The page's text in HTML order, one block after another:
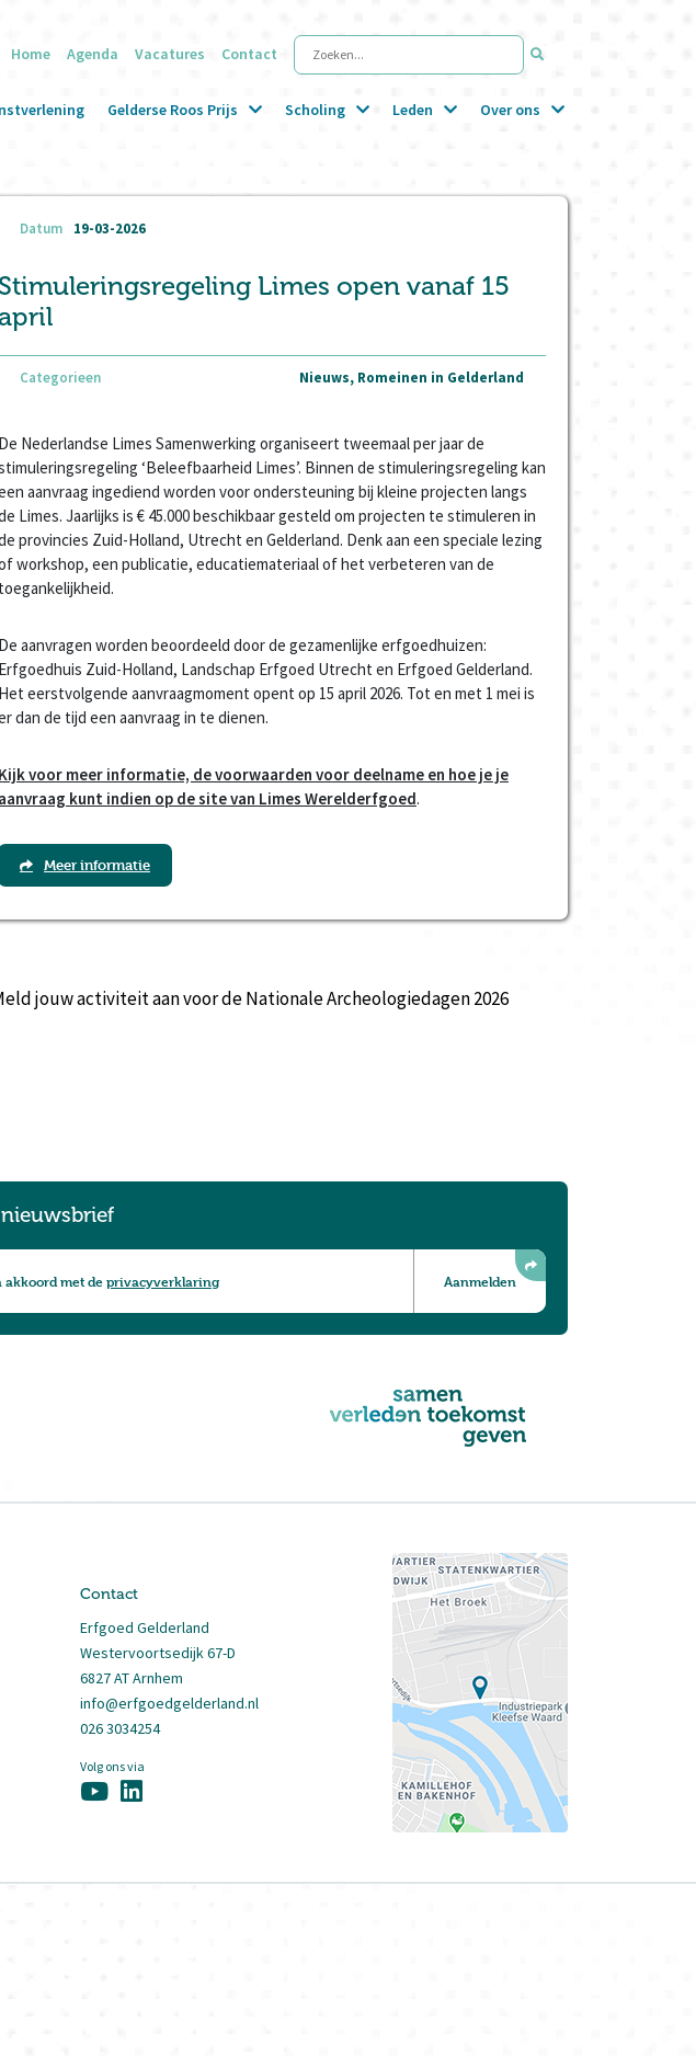
Home Agenda Vacatures Contact Zoeken...
Gelderse Roos Prijs Scholing Leden Over ons
Datum 19-03-2026
Stimuleringsregeling Limes open vanaf 15
april
Categorieen Nieuws, Romeinen in Gelderland
De Nederlandse Limes Samenwerking organiseert tweemaal per jaar de
‘Beleefbaarheid Limes’. Binnen de stimuleringsregeling kan
aanvraag ingediend worden voor ondersteuning bij kleine projecten langs
Limes. Jaarlijks is € 45.000 beschikbaar gesteld om projecten te stimuleren in
provincies Zuid-Holland, Utrecht en Gelderland. Denk aan een speciale lezing
workshop, een publicatie, educatiemateriaal of het verbeteren van de
toegankelijkheid.
De aanvragen worden beoordeeld door de gezamenlijke erfgoedhuizen:
Erfgoedhuis Zuid-Holland, Landschap Erfgoed Utrecht en Erfgoed Gelderland.
Het eerstvolgende aanvraagmoment opent op 15 april 2026. Tot en met 1 mei is
dan de tijd een aanvraag in te dienen.
Kijk voor meer informatie, de voorwaarden voor deelname en hoe je je
aanvraag kunt indien op de site van Limes Werelderfgoed.
Meer informatie
jouw activiteit aan voor de Nationale Archeologiedagen 2026
akkoord met deprivacyverklaring
Contact
Erfgoed Gelderland
Westervoortsedijk 67-D
6827 AT Arnhem
info@erfgoedgelderland.nl
026 3034254
Volg ons via